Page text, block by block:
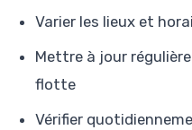
Varier les lieux et
Mettre à jour
flotte
Vérifier